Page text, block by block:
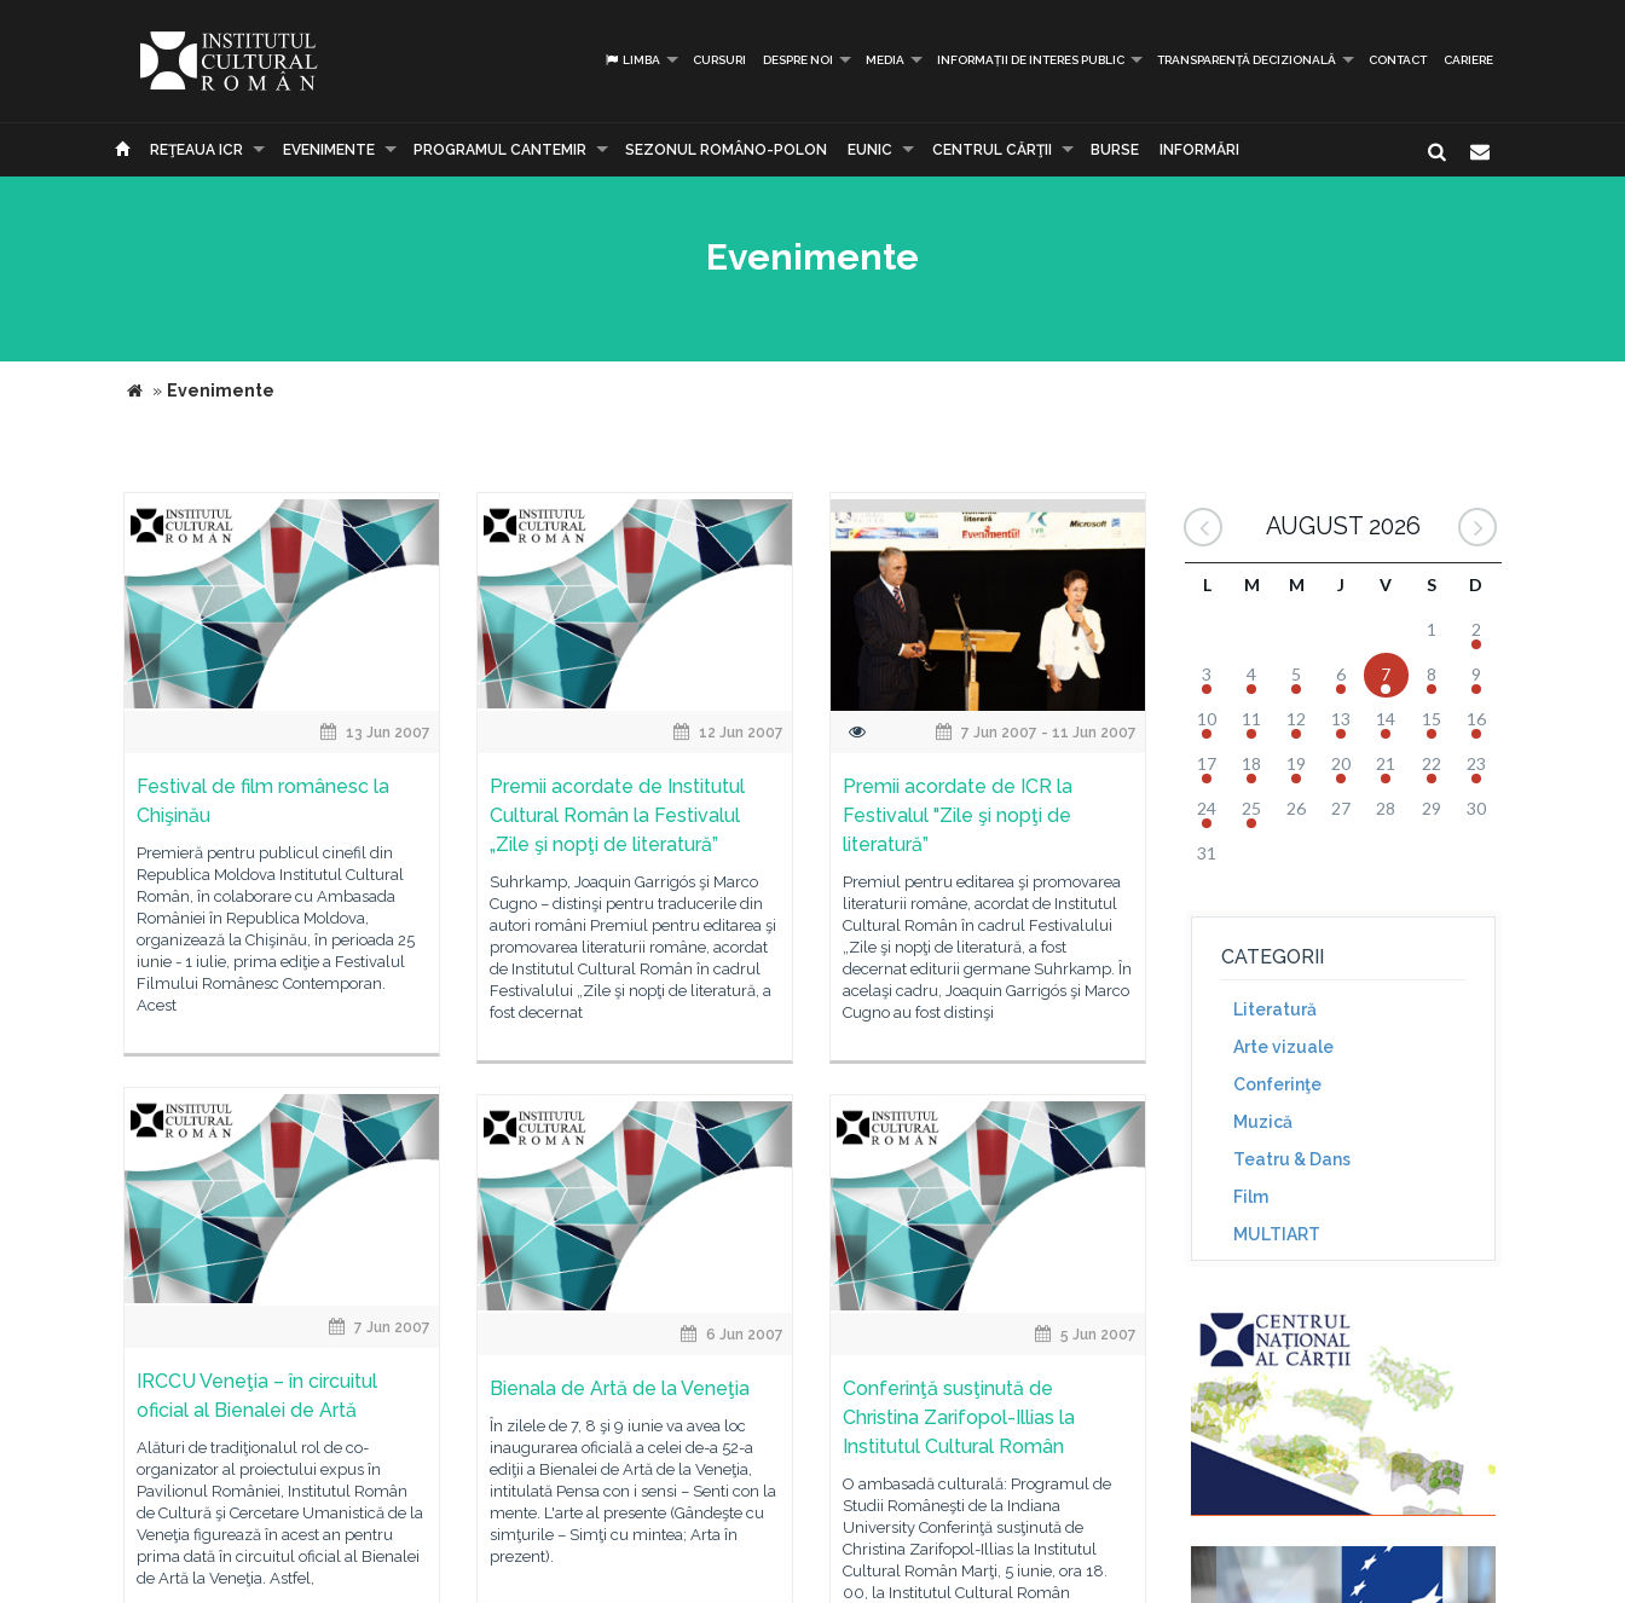
LIMBA CURSURI DESPRE NOI MEDIA INFORMAȚII DE INTERES PUBLIC TRANSPARENȚĂ DECIZIONALĂ CONTACT CARIERE
REŢEAUA ICR EVENIMENTE PROGRAMUL CANTEMIR SEZONUL ROMÂNO-POLON EUNIC CENTRUL CĂRŢII BURSE INFORMĂRI
Evenimente
» Evenimente
13 Jun 2007
Festival de film românesc la
Chişinău
Premieră pentru publicul cinefil din
Republica Moldova Institutul Cultural
Român, în colaborare cu Ambasada
României în Republica Moldova,
organizează la Chişinău, în perioada 25
iunie - 1 iulie, prima ediţie a Festivalul
Filmului Românesc Contemporan.
Acest
12 Jun 2007
Premii acordate de Institutul
Cultural Român la Festivalul
„Zile şi nopţi de literatură”
Suhrkamp, Joaquin Garrigós şi Marco
Cugno – distinşi pentru traducerile din
autori români Premiul pentru editarea şi
promovarea literaturii române, acordat
de Institutul Cultural Român în cadrul
Festivalului „Zile şi nopţi de literatură, a
fost decernat
7 Jun 2007 - 11 Jun 2007
Premii acordate de ICR la
Festivalul "Zile şi nopţi de
literatură”
Premiul pentru editarea şi promovarea
literaturii române, acordat de Institutul
Cultural Român în cadrul Festivalului
„Zile şi nopţi de literatură, a fost
decernat editurii germane Suhrkamp. În
acelaşi cadru, Joaquin Garrigós şi Marco
Cugno au fost distinşi
7 Jun 2007
IRCCU Veneţia – în circuitul
oficial al Bienalei de Artă
Alături de tradiţionalul rol de co-
organizator al proiectului expus în
Pavilionul României, Institutul Român
de Cultură şi Cercetare Umanistică de la
Veneţia figurează în acest an pentru
prima dată în circuitul oficial al Bienalei
de Artă la Veneţia. Astfel,
6 Jun 2007
Bienala de Artă de la Veneţia
În zilele de 7, 8 şi 9 iunie va avea loc
inaugurarea oficială a celei de-a 52-a
ediţii a Bienalei de Artă de la Veneţia,
intitulată Pensa con i sensi – Senti con la
mente. L'arte al presente (Gândeşte cu
simţurile – Simţi cu mintea; Arta în
prezent).
5 Jun 2007
Conferinţă susţinută de
Christina Zarifopol-Illias la
Institutul Cultural Român
O ambasadă culturală: Programul de
Studii Româneşti de la Indiana
University Conferinţă susţinută de
Christina Zarifopol-Illias la Institutul
Cultural Român Marţi, 5 iunie, ora 18.
00, la Institutul Cultural Român
AUGUST 2026
L M M J V S D
1 2
3 4 5 6 7 8 9
10 11 12 13 14 15 16
17 18 19 20 21 22 23
24 25 26 27 28 29 30
31
CATEGORII
Literatură
Arte vizuale
Conferinţe
Muzică
Teatru & Dans
Film
MULTIART